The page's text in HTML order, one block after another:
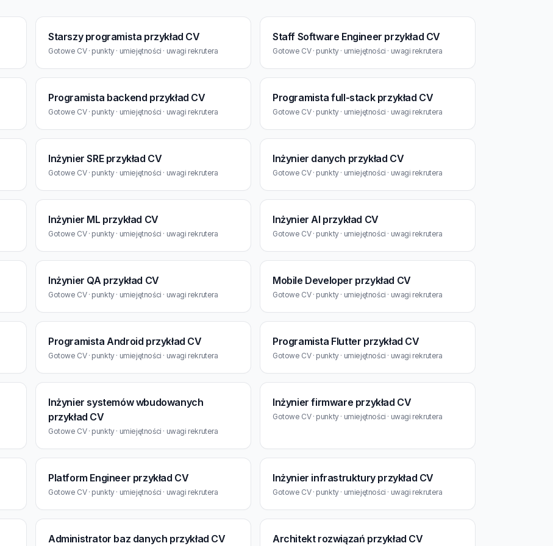
Starszy programista przykład CV
Gotowe CV · punkty · umiejętności · uwagi rekrutera
Staff Software Engineer przykład CV
Gotowe CV · punkty · umiejętności · uwagi rekrutera
Programista backend przykład CV
Gotowe CV · punkty · umiejętności · uwagi rekrutera
Programista full-stack przykład CV
Gotowe CV · punkty · umiejętności · uwagi rekrutera
Inżynier SRE przykład CV
Gotowe CV · punkty · umiejętności · uwagi rekrutera
Inżynier danych przykład CV
Gotowe CV · punkty · umiejętności · uwagi rekrutera
Inżynier ML przykład CV
Gotowe CV · punkty · umiejętności · uwagi rekrutera
Inżynier AI przykład CV
Gotowe CV · punkty · umiejętności · uwagi rekrutera
Inżynier QA przykład CV
Gotowe CV · punkty · umiejętności · uwagi rekrutera
Mobile Developer przykład CV
Gotowe CV · punkty · umiejętności · uwagi rekrutera
Programista Android przykład CV
Gotowe CV · punkty · umiejętności · uwagi rekrutera
Programista Flutter przykład CV
Gotowe CV · punkty · umiejętności · uwagi rekrutera
Inżynier systemów wbudowanych
przykład CV
Gotowe CV · punkty · umiejętności · uwagi rekrutera
Inżynier firmware przykład CV
Gotowe CV · punkty · umiejętności · uwagi rekrutera
Platform Engineer przykład CV
Gotowe CV · punkty · umiejętności · uwagi rekrutera
Inżynier infrastruktury przykład CV
Gotowe CV · punkty · umiejętności · uwagi rekrutera
Administrator baz danych przykład CV Architekt rozwiązań przykład CV